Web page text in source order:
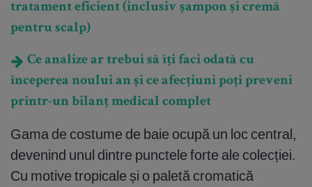
tratament eficient (inclusiv șampon și cremă
pentru scalp)
Ce analize ar trebui să îți faci odată cu
începerea noului an și ce afecțiuni poți preveni
printr-un bilanț medical complet
Gama de costume de baie ocupă un loc central,
devenind unul dintre punctele forte ale colecției.
Cu motive tropicale și o paletă cromatică